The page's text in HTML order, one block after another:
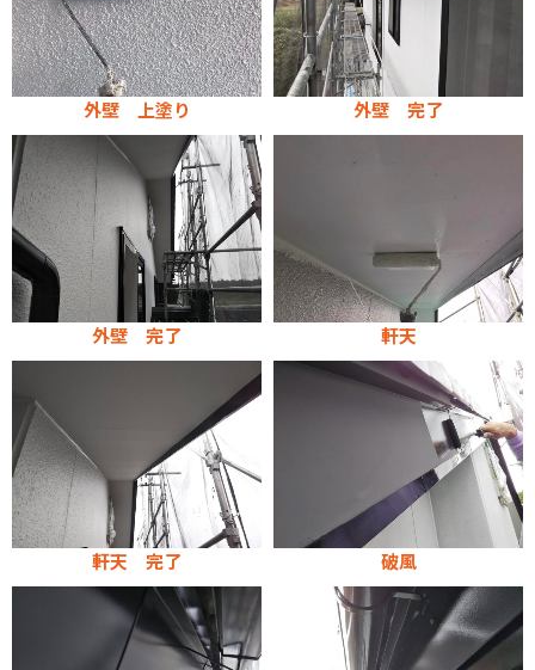
外壁 上塗り 外壁 完了
外壁 完了 軒天
軒天 完了 破風